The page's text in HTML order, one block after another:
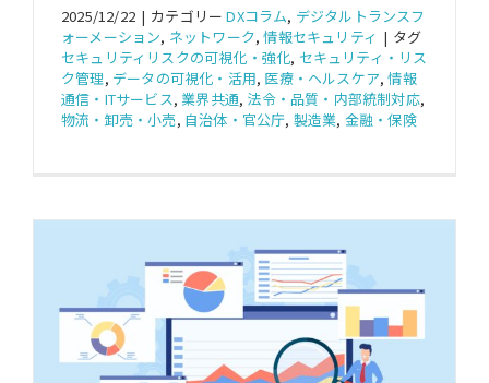
2025/12/22 | カテゴリーDXコラム, デジタルトランスフ
ォーメーション, ネットワーク,情報セキュリティ | タグ
セキュリティリスクの可視化・強化, セキュリティ・リス
ク管理, データの可視化・活用, 医療・ヘルスケア,情報
通信・ITサービス, 業界共通, 法令・品質・内部統制対応,
物流・卸売・小売, 自治体・官公庁, 製造業, 金融・保険